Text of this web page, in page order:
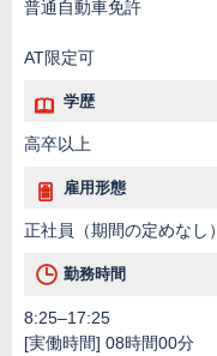
普通自動車免許
AT限定可
学歴
高卒以上
雇用形態
正社員（期間の定めなし）
勤務時間
8:25–17:25
[実働時間] 08時間00分